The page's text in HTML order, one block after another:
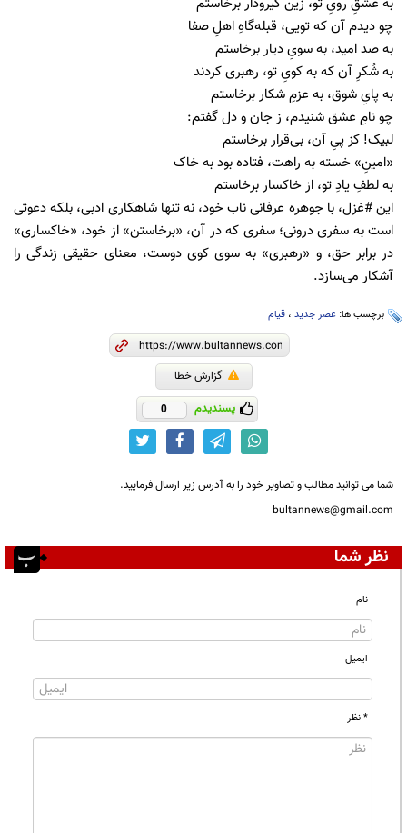
به عشقِ رویِ تو، زین گیرودار برخاستم
چو دیدم آن که تویی، قبله‌گاهِ اهلِ صفا
به صد امید، به سویِ دیار برخاستم
به شُکرِ آن که به کویِ تو، رهبری کردند
به پایِ شوق، به عزمِ شکار برخاستم
چو نامِ عشق شنیدم، ز جان و دل گفتم:
لبیک! کز پیِ آن، بی‌قرار برخاستم
«امینِ» خسته به راهت، فتاده بود به خاک
به لطفِ یادِ تو، از خاکسار برخاستم
این #غزل، با جوهره عرفانی ناب خود، نه تنها شاهکاری ادبی، بلکه دعوتی
است به سفری درونی؛ سفری که در آن، «برخاستن» از خود، «خاکساری»
در برابر حق، و «رهبری» به سوی کوی دوست، معنای حقیقی زندگی را
آشکار می‌سازد.
برچسب ها: عصر جدید ، قیام
گزارش خطا
پسندیدم 0
شما می توانید مطالب و تصاویر خود را به آدرس زیر ارسال فرمایید.
bultannews@gmail.com
نظر شما
نام
ایمیل
* نظر